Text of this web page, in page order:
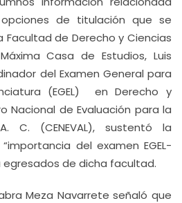
de titulación que se
de Derecho y Ciencias
Casa de Estudios, Luis
del Examen General para
(EGEL) en Derecho y
Nacional de Evaluación para la
C. (CENEVAL), sustentó la
del examen EGEL-
egresados de dicha facultad.
Meza Navarrete señaló que